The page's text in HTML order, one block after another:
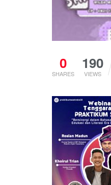
0
SHARES
190
VIEWS